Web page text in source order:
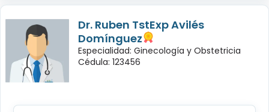
Dr. Ruben TstExp Avilés
Domínguez
Especialidad: Ginecología y Obstetricia
Cédula: 123456